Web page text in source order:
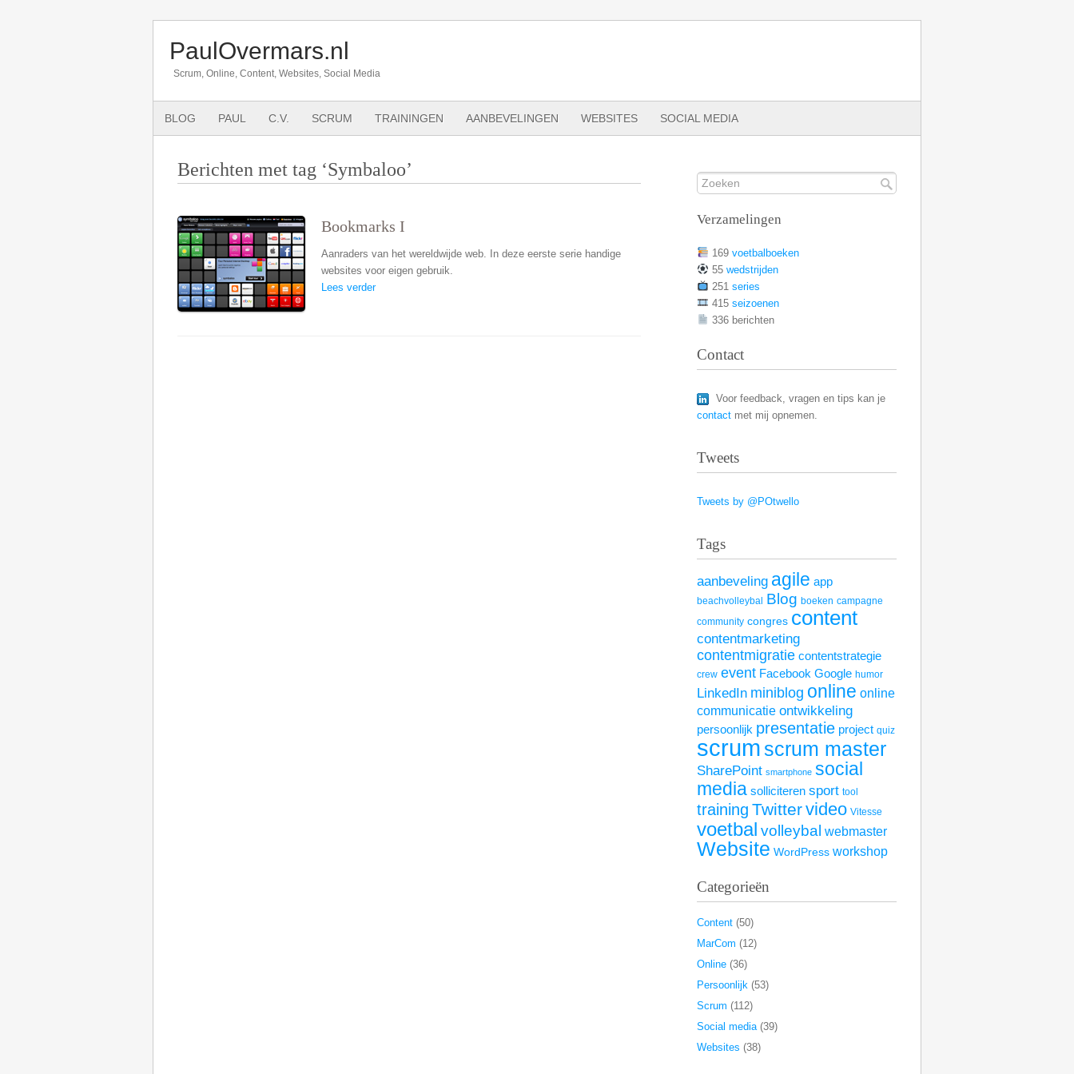
PaulOvermars.nl
Scrum, Online, Content, Websites, Social Media
BLOG PAUL C.V. SCRUM TRAININGEN AANBEVELINGEN WEBSITES SOCIAL MEDIA
Berichten met tag ‘Symbaloo’
Bookmarks I
Aanraders van het wereldwijde web. In deze eerste serie handige
websites voor eigen gebruik.
Lees verder
Verzamelingen
169 voetbalboeken
55 wedstrijden
251 series
415 seizoenen
336 berichten
Contact
Voor feedback, vragen en tips kan je
contact met mij opnemen.
Tweets
Tweets by @POtwello
Tags
aanbeveling agile app
beachvolleybal Blog boeken campagne
community congres content
contentmarketing
contentmigratie contentstrategie
crew event Facebook Google humor
LinkedIn miniblog online online
communicatie ontwikkeling
persoonlijk presentatie project quiz
scrum scrum master
SharePoint smartphone social
media solliciteren sport tool
training Twittervideo Vitesse
voetbal volleybal webmaster
Website WordPress workshop
Categorieën
Content (50)
MarCom (12)
Online (36)
Persoonlijk (53)
Scrum (112)
Social media(39)
Websites (38)